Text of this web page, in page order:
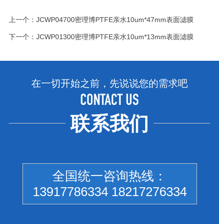
上一个： JCWP04700密理博PTFE亲水10um*47mm表面滤膜
下一个： JCWP01300密理博PTFE亲水10um*13mm表面滤膜
在一切开始之前，先说说您的需求吧
CONTACT US
联系我们
全国统一咨询热线：
13917786334 18217276334